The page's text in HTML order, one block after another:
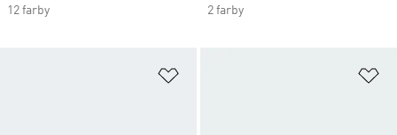
12 farby
2 farby
Pridať do zoznamu želaných